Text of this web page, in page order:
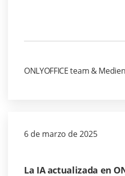
ONLYOFFICE team &
6 de marzo de 2025
La IA actualizada en